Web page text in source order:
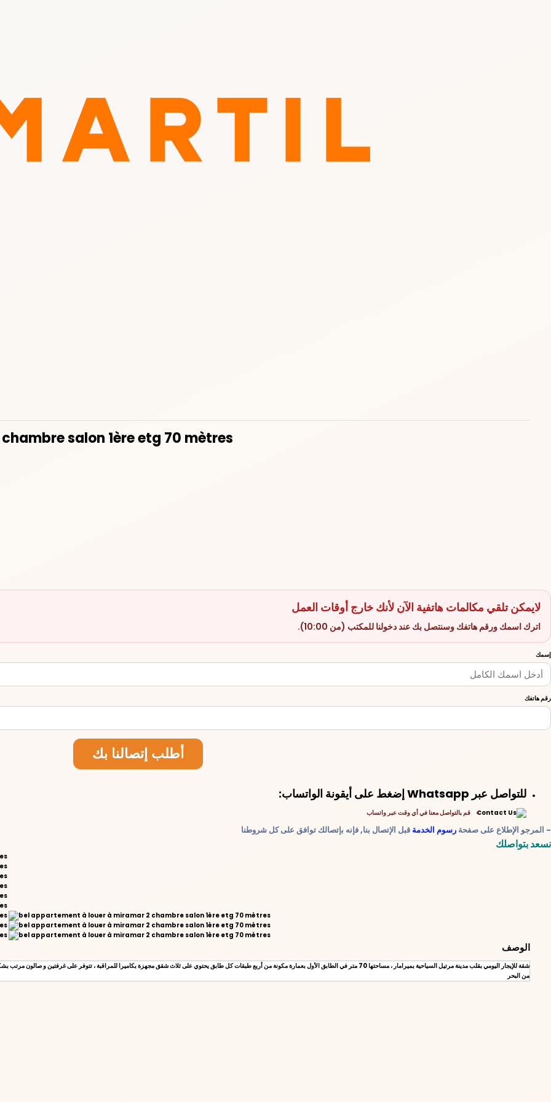
salon 1ère etg 70 mètres
لايمكن تلقي مكالمات هاتفية الآن لأنك خارج أوقات العمل
اترك اسمك ورقم هاتفك وسنتصل بك عند دخولنا للمكتب (من 10:00).
إسمك
رقم هاتفك
أطلب إتصالنا بك
للتواصل عبر Whatsapp إضغط على أيقونة الواتساب:
قم بالتواصل معنا في أي وقت عبر واتساب
- المرجو الإطلاع على صفحة رسوم الخدمة قبل الإتصال بنا, فإنه بإتصالك توافق على كل شروطنا
نسعد بتواصلك
الوصف
شقة للإيجار اليومي بقلب مدينة مرتيل السياحية بميرامار ، مساحتها 70 متر في الطابق الأول بعمارة مكونة من أربع طبقات كل طابق يحتوي على ثلاث شقق مجهزة بكاميرا للمراقبة ،
من البحر